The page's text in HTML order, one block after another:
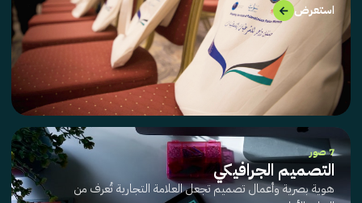
استعرض →
7 صور
التصميم الجرافيكي
هوية بصرية وأعمال تصميم تجعل العلامة التجارية تُعرف من